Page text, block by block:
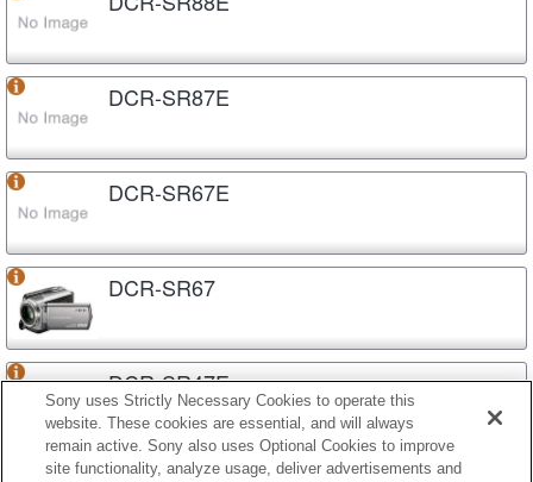
DCR-SR87E
DCR-SR67E
DCR-SR67
DCR-SR47E
Sony uses Strictly Necessary Cookies to operate this
website. These cookies are essential, and will always
remain active. Sony also uses Optional Cookies to improve
site functionality, analyze usage, deliver advertisements and